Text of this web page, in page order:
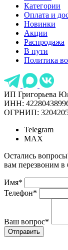
Категории
Оплата и
Новинки
Акции
Распродажа
В пути
Политика
ИП Григорьева
ИНН:
ОГРНИП:
Telegram
MAX
Остались
вам перезвоним
Имя*
Телефон*
Ваш вопрос*